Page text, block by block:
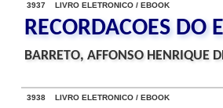
3937 LIVRO ELETRONICO / EBOOK
RECORDACOES DO
BARRETO, AFFONSO HENRIQUE
3938 LIVRO ELETRONICO / EBOOK